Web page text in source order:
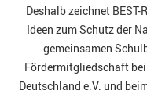
Deshalb zeichnet
Ideen zum Schutz der
gemeinsamen
Fördermitgliedschaft
Deutschland e.V. und